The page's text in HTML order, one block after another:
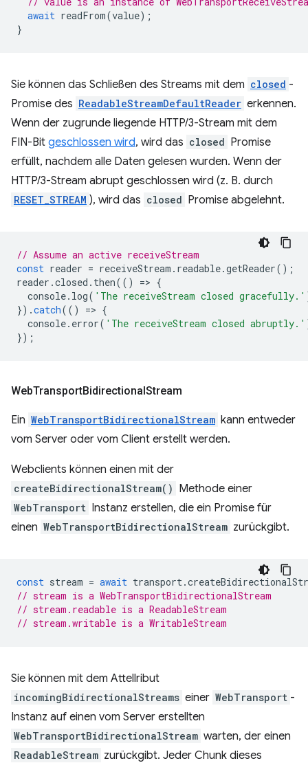
await readFrom(value);
}
Sie können das Schließen des Streams mit dem closed -
Promise des ReadableStreamDefaultReader erkennen.
Wenn der zugrunde liegende HTTP/3-Stream mit dem
FIN-Bit geschlossen wird, wird das closed Promise
erfüllt, nachdem alle Daten gelesen wurden. Wenn der
HTTP/3-Stream abrupt geschlossen wird (z. B. durch
RESET_STREAM ), wird das closed Promise abgelehnt.
// Assume an active receiveStream
const reader = receiveStream . readable.getReader();
reader .closed . then(() => {
console. log( 'The receiveStream closed gracefully.'
}).catch(() => {
console. error( 'The receiveStream closed abruptly.'
});
WebTransportBidirectionalStream
Ein WebTransportBidirectionalStream kann entweder
vom Server oder vom Client erstellt werden.
Webclients können einen mit der
createBidirectionalStream() Methode einer
WebTransport Instanz erstellen, die ein Promise für
einen WebTransportBidirectionalStream zurückgibt.
const stream = await transport.
// stream is a WebTransportBidirectionalStream
// stream.readable is a ReadableStream
// stream.writable is a WritableStream
Sie können mit dem Attellribut
incomingBidirectionalStreams einer WebTransport -
Instanz auf einen vom Server erstellten
WebTransportBidirectionalStream warten, der einen
ReadableStream zurückgibt. Jeder Chunk dieses